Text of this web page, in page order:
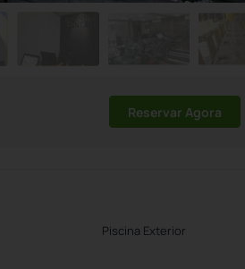
Reservar Agora
Piscina Exterior